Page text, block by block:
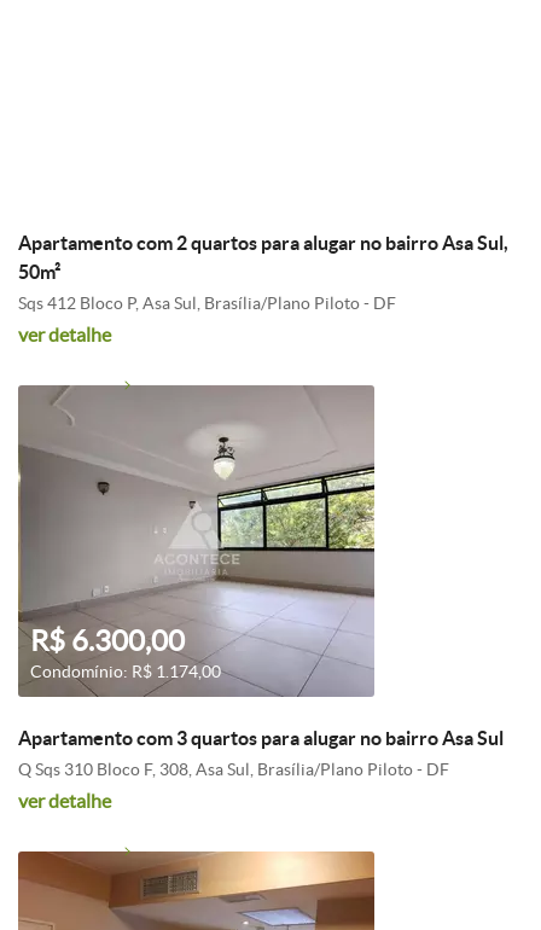
Apartamento com 2 quartos para alugar no bairro Asa Sul,
50m²
Sqs 412 Bloco P, Asa Sul, Brasília/Plano Piloto - DF
ver detalhe
R$ 6.300,00
Condomínio: R$ 1.174,00
Apartamento com 3 quartos para alugar no bairro Asa Sul
Q Sqs 310 Bloco F, 308, Asa Sul, Brasília/Plano Piloto - DF
ver detalhe